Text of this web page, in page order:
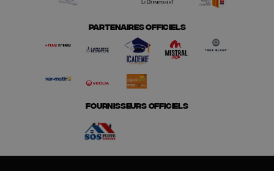
PARTENAIRES OFFICIELS
FOURNISSEURS OFFICIELS